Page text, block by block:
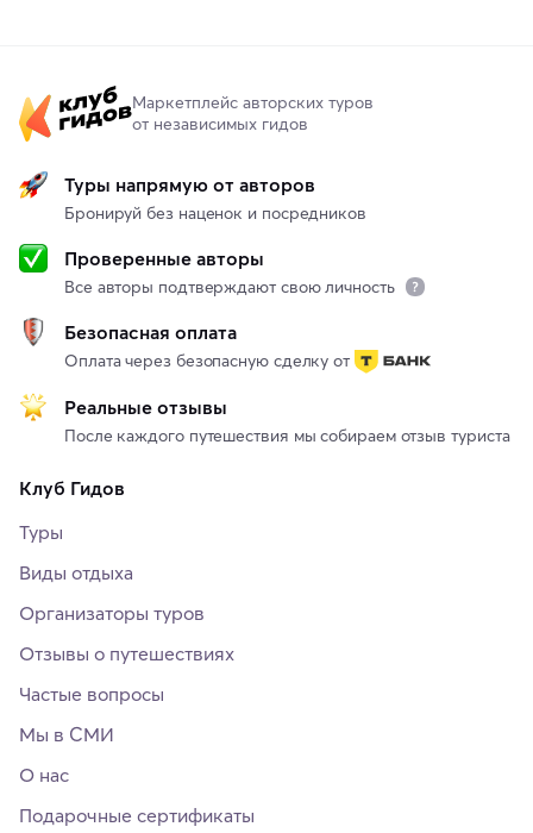
Маркетплейс авторских туров
от независимых гидов
Туры напрямую от авторов
Бронируй без наценок и посредников
Проверенные авторы
Все авторы подтверждают свою личность
Безопасная оплата
Оплата через безопасную сделку от
Реальные отзывы
После каждого путешествия мы собираем отзыв туриста
Клуб Гидов
Туры
Виды отдыха
Организаторы туров
Отзывы о путешествиях
Частые вопросы
Мы в СМИ
О нас
Подарочные сертификаты